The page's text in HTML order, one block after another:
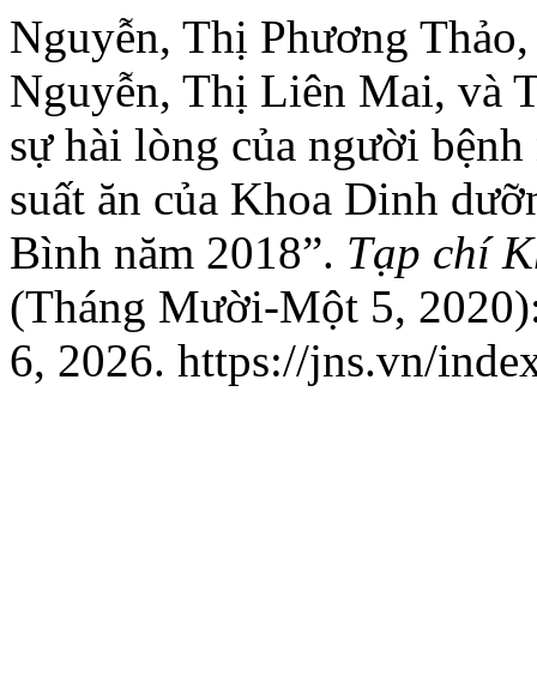
Nguyễn, Thị Phương
Nguyễn, Thị Liên Mai, và
sự hài lòng của người
suất ăn của Khoa Dinh
Bình năm 2018”. Tạp chí
(Tháng Mười-Một 5,
6, 2026. https://jns.vn/